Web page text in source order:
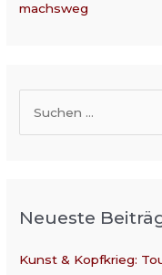
machsweg
e
n
Neueste
Kunst & Kopfkrieg: